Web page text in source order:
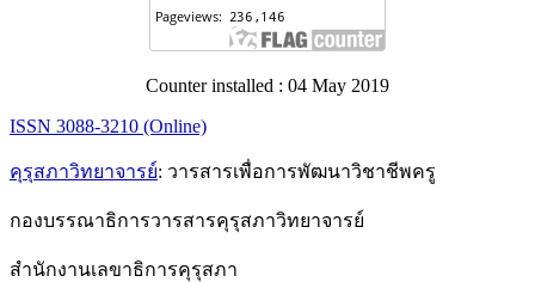
Counter installed : 04 May 2019
ISSN 3088-3210 (Online)
คุรุสภาวิทยาจารย์: วารสารเพื่อการพัฒนาวิชาชีพครู
กองบรรณาธิการวารสารคุรุสภาวิทยาจารย์
สำนักงานเลขาธิการคุรุสภา